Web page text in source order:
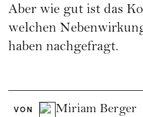
Aber wie gut ist das
welchen
haben nachgefragt.
VON Miriam Berger